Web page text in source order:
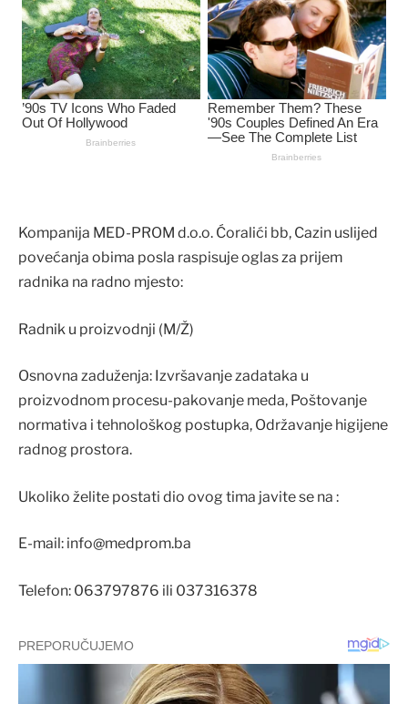
Kompanija MED-PROM d.o.o. Ćoralići bb, Cazin uslijed
povećanja obima posla raspisuje oglas za prijem
radnika na radno mjesto:
Radnik u proizvodnji (M/Ž)
Osnovna zaduženja: Izvršavanje zadataka u
proizvodnom procesu-pakovanje meda, Poštovanje
normativa i tehnološkog postupka, Održavanje higijene
radnog prostora.
Ukoliko želite postati dio ovog tima javite se na :
E-mail: info@medprom.ba
Telefon: 063797876 ili 037316378